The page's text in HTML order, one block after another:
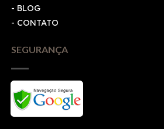
- BLOG
- CONTATO
SEGURANÇA